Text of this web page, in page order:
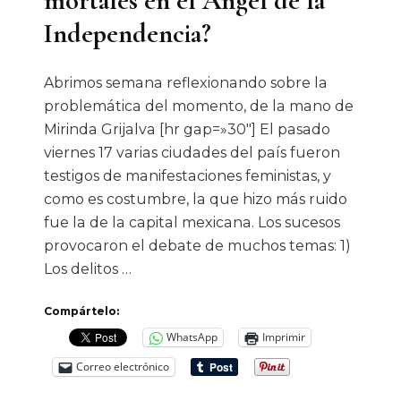
Independencia?
Abrimos semana reflexionando sobre la
problemática del momento, de la mano de
Mirinda Grijalva [hr gap=»30″] El pasado
viernes 17 varias ciudades del país fueron
testigos de manifestaciones feministas, y
como es costumbre, la que hizo más ruido
fue la de la capital mexicana. Los sucesos
provocaron el debate de muchos temas: 1)
Los delitos …
Compártelo:
WhatsApp
Imprimir
Correo electrónico